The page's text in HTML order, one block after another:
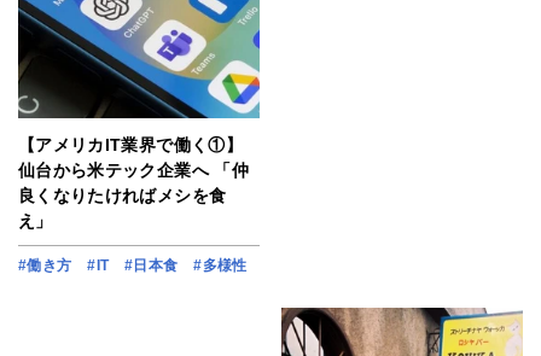
【アメリカIT業界で働く①】
仙台から米テック企業へ 「仲
良くなりたければメシを食
え」
#働き方 #IT #日本食 #多様性